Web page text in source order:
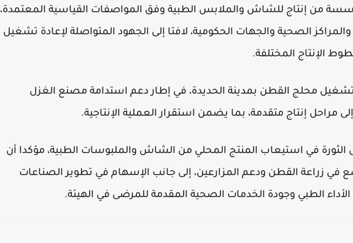
من إنتاج للشاش والملابس الطبية وفق المواصفات القياسية المعتمدة،
الصحية والجهات الحكومية، لافتا إلى الجهود المتواصلة لإعادة تشغيل
الإنتاج المختلفة.
محلج القطن بمدينة الحديدة، في إطار دعم استدامة مصنع الغزل
مراحل إنتاج متقدمة، بما يضمن استقرار العملية الإنتاجية.
في استيعاب المنتج المحلي من الشاش والملبوسات الطبية، مؤكدا أن
زراعة القطن ودعم المزارعين، إلى جانب الإسهام في تطوير الصناعات
الطبي وجودة الخدمات الصحية المقدمة للمرضى في الهيئة.